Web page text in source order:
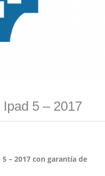
5 – 2017
– 2017 con garantía de